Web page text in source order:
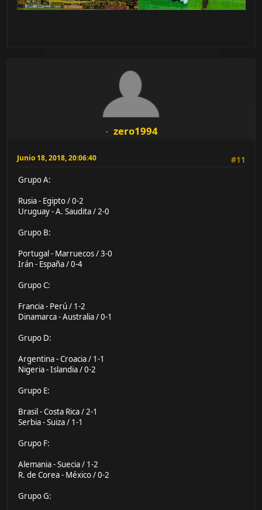
zero1994
Junio 18, 2018, 20:06:40
#11
Grupo A:
Rusia - Egipto / 0-2
Uruguay - A. Saudita / 2-0
Grupo B:
Portugal - Marruecos / 3-0
Irán - España / 0-4
Grupo C:
Francia - Perú / 1-2
Dinamarca - Australia / 0-1
Grupo D:
Argentina - Croacia / 1-1
Nigeria - Islandia / 0-2
Grupo E:
Brasil - Costa Rica / 2-1
Serbia - Suiza / 1-1
Grupo F:
Alemania - Suecia / 1-2
R. de Corea - México / 0-2
Grupo G: